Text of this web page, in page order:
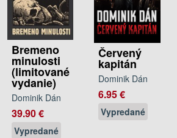
Bremeno
minulosti
(limitované
vydanie)
Dominik Dán
39.90 €
Vypredané
Červený
kapitán
Dominik Dán
6.95 €
Vypredané